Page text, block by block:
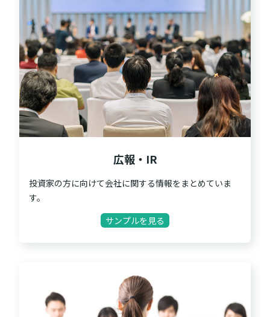
広報・IR
投資家の方に向けて会社に関する情報をまとめていま
す。
サンプルを見る